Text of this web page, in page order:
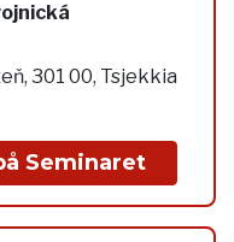
301 00, Tsjekkia
Seminaret